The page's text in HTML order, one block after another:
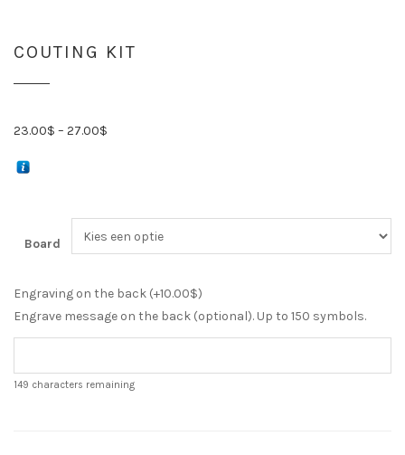
COUTING KIT
23.00$ – 27.00$
Board
Engraving on the back (+10.00$)
Engrave message on the back (optional). Up to 150 symbols.
149 characters remaining